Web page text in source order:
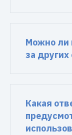
Можно ли
за
Какая